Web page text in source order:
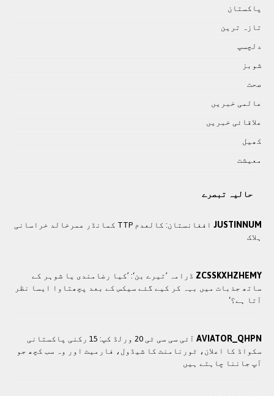
پاکستان
تازہ ترين
دلچسپ
شوبز
صحت
عالمی خبريں
علاقائی خبريں
کھيل
معيشت
حالیہ تبصرے
JUSTINNUM
افغانستان: کالعدم TTP کمانڈر عمرخالد خراسانی
ہلاک
ZCSSKXHZHEMY ڈرامہ ’تیرے بن‘: ’کیا رضامندی یا شوہر کے
ساتھ جذبات میں بہہ کر کیے گئے سیکس کے بعد پچھتاوا ایسا نظر
آتا ہے؟‘
AVIATOR_QHPN
آئی سی سی ٹی 20 ورلڈ کپ: 15 رکنی پاکستانی
سکواڈ کا اعلان، ٹورنامنٹ کا شیڈول، فارمیٹ اور وہ سب کچھ جو
آپ جاننا چاہتے ہیں